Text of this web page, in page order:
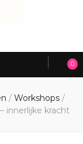
0
/ Workshops /
innerlijke kracht